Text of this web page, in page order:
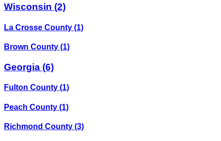
Wisconsin (2)
La Crosse County (1)
Brown County (1)
Georgia (6)
Fulton County (1)
Peach County (1)
Richmond County (3)